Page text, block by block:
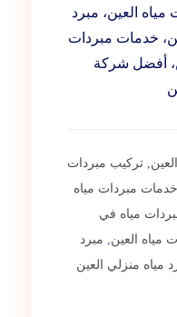
العين، مبرد
خدمات مبردات
أفضل شركة
تركيب مبردات
خدمات مبردات مياه
مياه في
مياه العين
مبرد
مياه منزلي العين